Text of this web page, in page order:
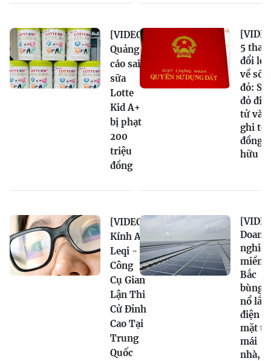
[VIDEO]
Quảng
cáo sai
sữa
Lotte
Kid A+
bị phạt
200
triệu
đồng
5 thay
đổi lớn
về sổ
đỏ: Sổ
đỏ
tử và
ghi tên
đồng
hữu
[VIDEO]
Kính AI
Leqi -
Công
Cụ Gian
Lận Thi
Cử Đỉnh
Cao Tại
Trung
Quốc
Doanh
nghiệp
miền
Bắc
bùng
nổ lắp
điện
mặt
mái
nhà,